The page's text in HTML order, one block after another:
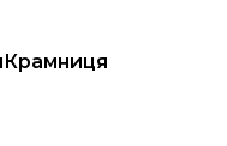
Крамниця